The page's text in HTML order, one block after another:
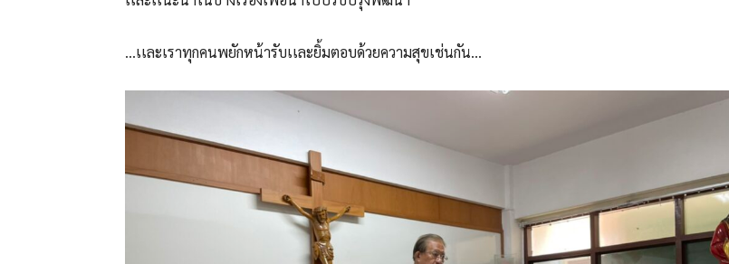
…เเละเราทุกคนพยักหน้ารับเเละยิ้มตอบด้วยความสุขเช่นกัน…